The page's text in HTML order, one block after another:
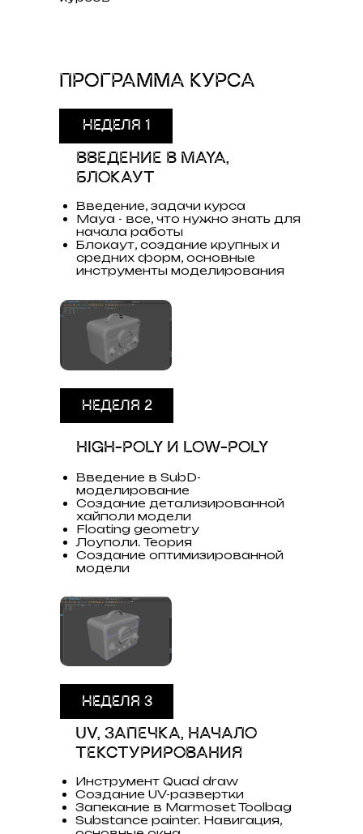
ПРОГРАММА КУРСА
Инструмент Quad draw
Создание UV-развертки
Запекание в Marmoset Toolbag
Substance painter. Навигация,
UV, ЗАПЕЧКА, НАЧАЛО
ТЕКСТУРИРОВАНИЯ
НЕДЕЛЯ 3
Введение в SubD-
моделирование
Создание детализированной
хайполи модели
Floating geometry
Лоуполи. Теория
Создание оптимизированной
модели
HIGH-POLY И LOW-POLY
НЕДЕЛЯ 2
Введение, задачи курса
Maya - все, что нужно знать для
начала работы
Блокаут, создание крупных и
средних форм, основные
инструменты моделирования
ВВЕДЕНИЕ В MAYA,
БЛОКАУТ
НЕДЕЛЯ 1